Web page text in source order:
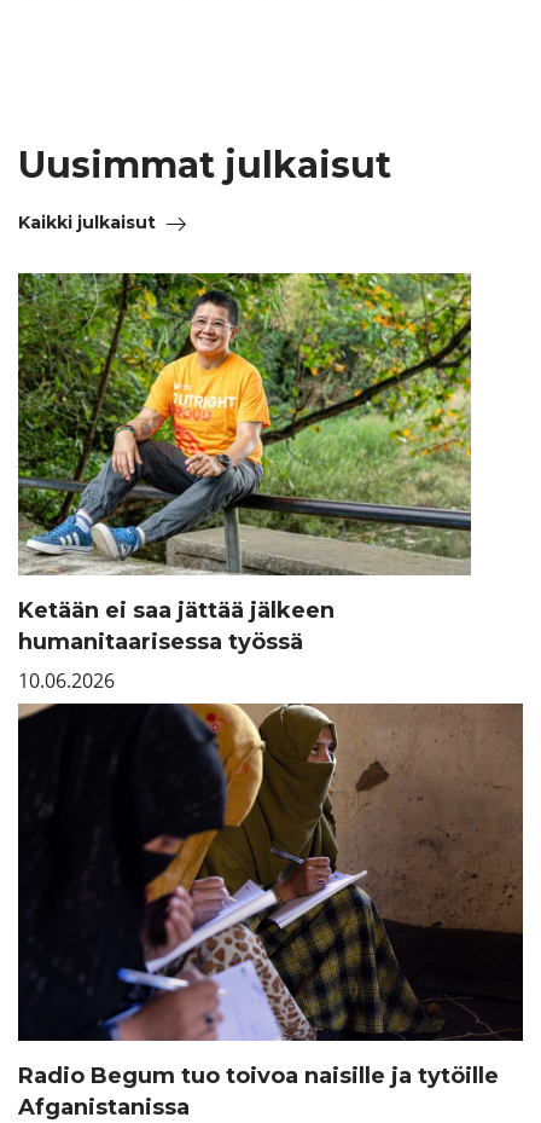
Uusimmat julkaisut
Kaikki julkaisut
Ketään ei saa jättää jälkeen
humanitaarisessa työssä
10.06.2026
Radio Begum tuo toivoa naisille ja tytöille
Afganistanissa